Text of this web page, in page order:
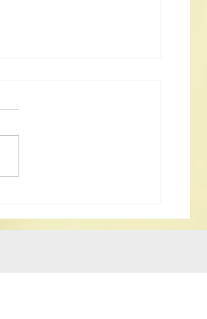
澳門道教文化節